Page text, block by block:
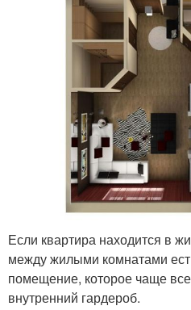
Если квартира находится в
между жилыми комнатами
помещение, которое чаще
внутренний гардероб.